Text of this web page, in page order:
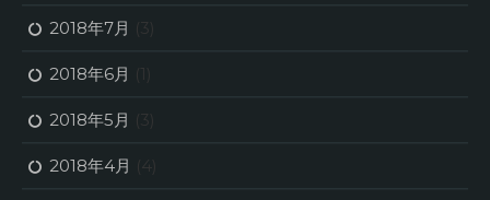
2018年7月 (3)
2018年6月 (1)
2018年5月 (3)
2018年4月 (4)